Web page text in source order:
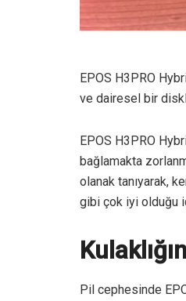
EPOS H3PRO
ve dairesel bir
EPOS H3PRO
bağlamakta
olanak tanıyarak,
gibi çok iyi olduğu
Pil cephesinde